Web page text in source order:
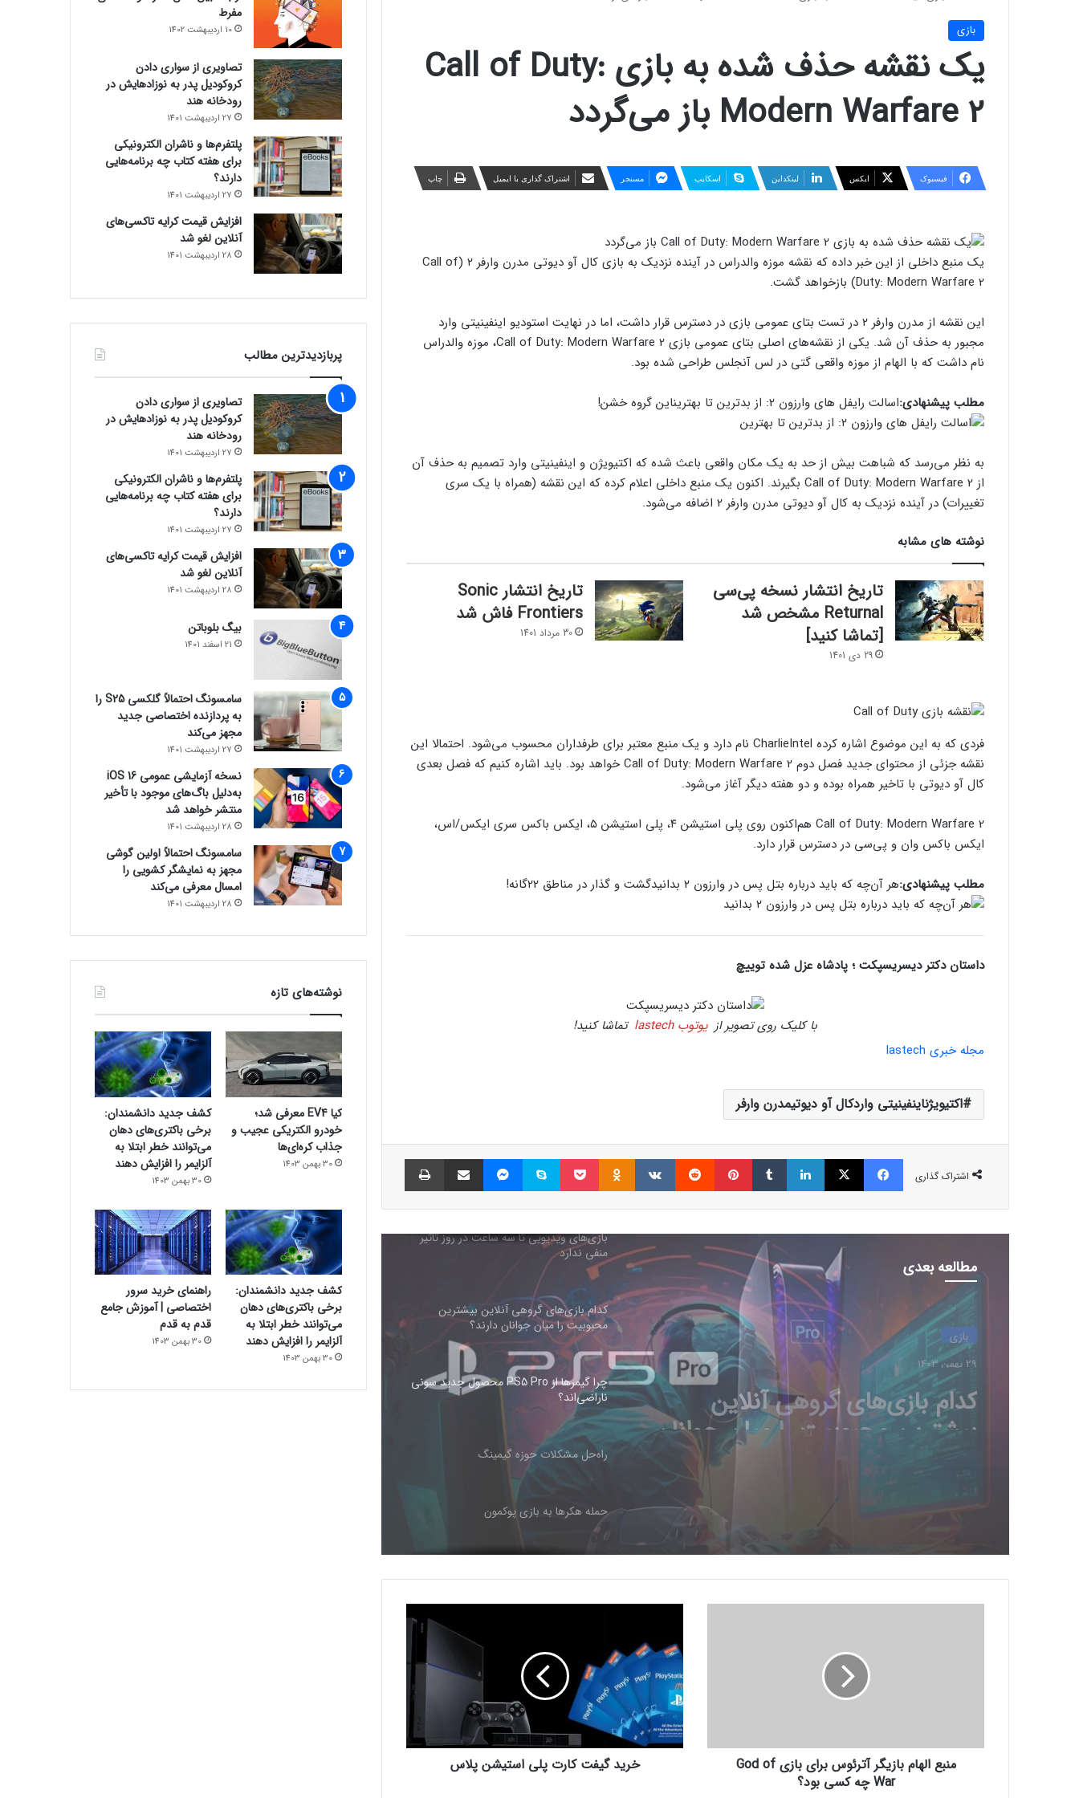
بازی
یک نقشه حذف شده به بازی Call of Duty:
Modern Warfare 2 باز می‌گردد
فیسبوک ایکس لینکداین اسکایپ مسنجر اشتراک گذاری با ایمیل چاپ
یک منبع داخلی از این خبر داده که نقشه موزه والدراس در آینده نزدیک به بازی کال آو دیوتی مدرن وارفر ۲ (Call of
Duty: Modern Warfare 2) بازخواهد گشت.
این نقشه از مدرن وارفر ۲ در تست بتای عمومی بازی در دسترس قرار داشت، اما در نهایت استودیو اینفینیتی وارد
مجبور به حذف آن شد. یکی از نقشه‌های اصلی بتای عمومی بازی Call of Duty: Modern Warfare 2، موزه والدراس
نام داشت که با الهام از موزه واقعی گتی در لس آنجلس طراحی شده بود.
مطلب پیشنهادی:اسالت رایفل های وارزون ۲: از بدترین تا بهترین این گروه خشن!
به نظر می‌رسد که شباهت بیش از حد به یک مکان واقعی باعث شده که اکتیویژن و اینفینیتی وارد تصمیم به حذف آن
از Call of Duty: Modern Warfare 2 بگیرند. اکنون یک منبع داخلی اعلام کرده که این نقشه (همراه با یک سری
تغییرات) در آینده نزدیک به کال آو دیوتی مدرن وارفر ۲ اضافه می‌شود.
نوشته های مشابه
تاریخ انتشار نسخه پی‌سی
Returnal مشخص شد
[تماشا کنید]
29 دی 1401
تاریخ انتشار Sonic
Frontiers فاش شد
30 مرداد 1401
فردی که به این موضوع اشاره کرده CharlieIntel نام دارد و یک منبع معتبر برای طرفداران محسوب می‌شود. احتمالا این
نقشه جزئی از محتوای جدید فصل دوم Call of Duty: Modern Warfare 2 خواهد بود. باید اشاره کنیم که فصل بعدی
کال آو دیوتی با تاخیر همراه بوده و دو هفته دیگر آغاز می‌شود.
Call of Duty: Modern Warfare 2 هم‌اکنون روی پلی استیشن ۴، پلی استیشن ۵، ایکس باکس سری ایکس/اس،
ایکس باکس وان و پی‌سی در دسترس قرار دارد.
مطلب پیشنهادی:هر آن‌چه که باید درباره بتل پس در وارزون ۲ بدانید گشت و گذار در مناطق ۲۲گانه!
داستان دکتر دیسریسپکت ؛ پادشاه عزل شده توییچ
با کلیک روی تصویر از یوتوب lastech
تماشا کنید!
مجله خبری lastech
اکتیویژناینفینیتی واردکال آو دیوتیمدرن وارفر
اشتراک گذاری
فیسبوک ایکس لینکداین تامبلر پینتریست Reddit
VKontakte
Odnoklassniki پاکت اسکایپ مسنجر اشتراک گذاری با ایمیل
مطالعه بعدی
بازی
29 بهمن 1403
چرا گیمرها از PS5 Pro محصول
جدید سونی ناراضی‌اند؟
کنسول دیجیتال PS5 کمترین محبوبیت را در
گسترده‌ای شد
منفی ندارد
کدام بازی‌های گروهی آنلاین بیشترین
محبوبیت را میان جوانان دارند؟
چرا گیمرها از PS5 Pro محصول جدید سونی
ناراضی‌اند؟
راه‌حل مشکلات حوزه گیمینگ
حمله هکرها به بازی پوکمون
بین کنسول‌ها دارد!
اینفوگرافیک: در سال ۲۰۲۵ منتظر این
رفع فیلتر گوگل پلی به حل مشکلات سازندگان
بازی‌ها کمک خواهد کرد؟
جذب سرمایه ۱۰ میلیون دلاری توسط شرکت
بازی‌سازی ترکیه‌ای از سوئد
م
منبع الهام بازیگر آترئوس برای بازی God of
War چه کسی بود؟
ی
د
گ
ی
ف
ت
ک
خرید گیفت کارت پلی استیشن پلاس
مفرط
10 اردیبهشت 1402
تصاویری از سواری دادن
کروکودیل پدر به نوزادهایش در
رودخانه هند
27 اردیبهشت 1401
پلتفرم‌ها و ناشران الکترونیکی
برای هفته کتاب چه برنامه‌هایی
دارند؟
27 اردیبهشت 1401
افزایش قیمت کرایه تاکسی‌های
آنلاین لغو شد
28 اردیبهشت 1401
پربازدیدترین مطالب
تصاویری از سواری دادن
کروکودیل پدر به نوزادهایش در
رودخانه هند
27 اردیبهشت 1401
پلتفرم‌ها و ناشران الکترونیکی
برای هفته کتاب چه برنامه‌هایی
دارند؟
27 اردیبهشت 1401
افزایش قیمت کرایه تاکسی‌های
آنلاین لغو شد
28 اردیبهشت 1401
بیگ بلوباتن
21 اسفند 1401
سامسونگ احتمالاً گلکسی S25 را
به پردازنده اختصاصی جدید
مجهز می‌کند
27 اردیبهشت 1401
نسخه آزمایشی عمومی iOS 16
به‌دلیل باگ‌های موجود با تأخیر
منتشر خواهد شد
28 اردیبهشت 1401
سامسونگ احتمالاً اولین گوشی
مجهز به نمایشگر کشویی را
امسال معرفی می‌کند
28 اردیبهشت 1401
نوشته‌های تازه
کیا EV4 معرفی شد؛
خودرو الکتریکی عجیب و
جذاب کره‌ای‌ها
30 بهمن 1403
کشف جدید دانشمندان:
برخی باکتری‌های دهان
می‌توانند خطر ابتلا به
آلزایمر را افزایش دهند
30 بهمن 1403
کشف جدید دانشمندان:
برخی باکتری‌های دهان
می‌توانند خطر ابتلا به
آلزایمر را افزایش دهند
30 بهمن 1403
راهنمای خرید سرور
اختصاصی | آموزش جامع
قدم به قدم
30 بهمن 1403